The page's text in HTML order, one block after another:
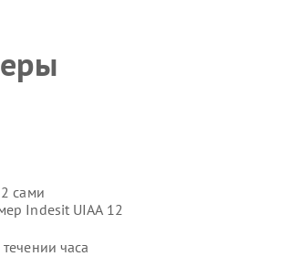
сами
Indesit UIAA 12
часа